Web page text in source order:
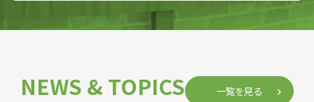
NEWS & TOPICS 一覧を見る